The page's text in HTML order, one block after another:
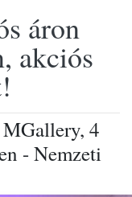
áron
akciós
4
- Nemzeti